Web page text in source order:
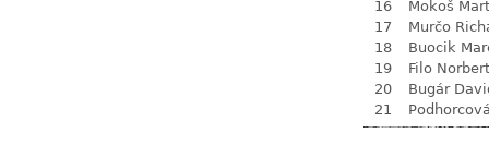
16
Mokoš
17
Murčo
18
Buocik
19
Filo Norbert
20
Bugár
21